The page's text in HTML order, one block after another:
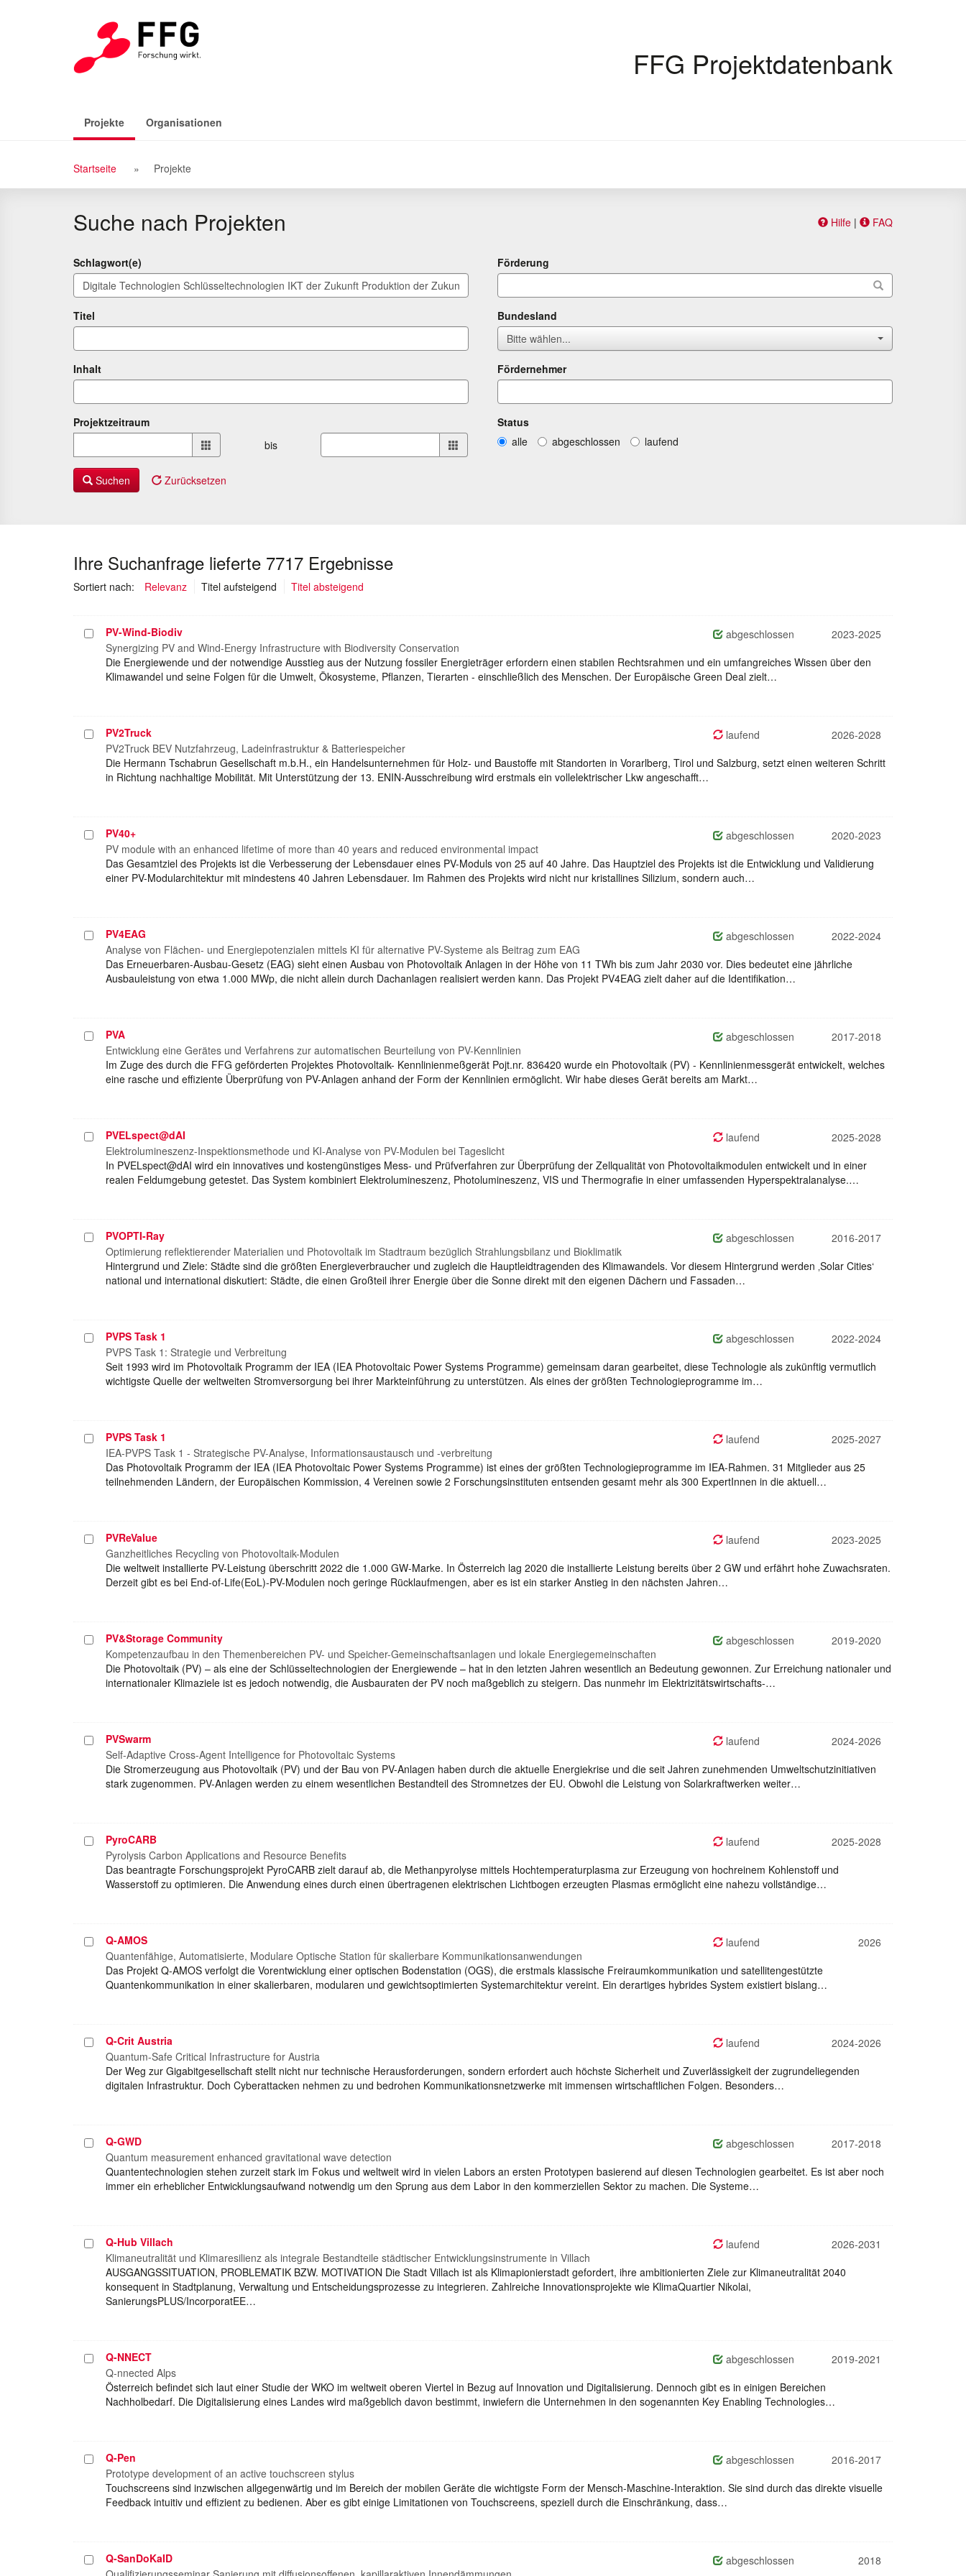
FFG Projektdatenbank
Projekte(aktiv)Organisationen
Breadcrumb
Navigation
Startseite Projekte
Suche nach Projekten Hilfe| FAQ
Schlagwort(e)
Titel
Inhalt
Projektzeitraum
von
bis
Förderung
Bundesland
Bitte wählen...
Fördernehmer
Status
alle
abgeschlossen laufend
Suchen Zurücksetzen
Ihre Suchanfrage lieferte 7717 Ergebnisse
Sortiert nach: Relevanz Titel aufsteigend (ausgewählt)
Titel absteigend
Projekt
auswählen
PV-Wind-Biodiv abgeschlossen
2023-2025
Synergizing PV and Wind-Energy Infrastructure with Biodiversity Conservation
Die Energiewende und der notwendige Ausstieg aus der Nutzung fossiler Energieträger erfordern einen stabilen Rechtsrahmen und ein umfangreiches Wissen über den
Klimawandel und seine Folgen für die Umwelt, Ökosysteme, Pflanzen, Tierarten - einschließlich des Menschen. Der Europäische Green Deal zielt…
Projekt
auswählen
PV2Truck laufend
2026-2028
PV2Truck BEV Nutzfahrzeug, Ladeinfrastruktur & Batteriespeicher
Die Hermann Tschabrun Gesellschaft m.b.H., ein Handelsunternehmen für Holz- und Baustoffe mit Standorten in Vorarlberg, Tirol und Salzburg, setzt einen weiteren Schritt
in Richtung nachhaltige Mobilität. Mit Unterstützung der 13. ENIN-Ausschreibung wird erstmals ein vollelektrischer Lkw angeschafft…
Projekt
auswählen
PV40+ abgeschlossen
2020-2023
PV module with an enhanced lifetime of more than 40 years and reduced environmental impact
Das Gesamtziel des Projekts ist die Verbesserung der Lebensdauer eines PV-Moduls von 25 auf 40 Jahre. Das Hauptziel des Projekts ist die Entwicklung und Validierung
einer PV-Modularchitektur mit mindestens 40 Jahren Lebensdauer. Im Rahmen des Projekts wird nicht nur kristallines Silizium, sondern auch…
Projekt
auswählen
PV4EAG abgeschlossen
2022-2024
Analyse von Flächen- und Energiepotenzialen mittels KI für alternative PV-Systeme als Beitrag zum EAG
Das Erneuerbaren-Ausbau-Gesetz (EAG) sieht einen Ausbau von Photovoltaik Anlagen in der Höhe von 11 TWh bis zum Jahr 2030 vor. Dies bedeutet eine jährliche
Ausbauleistung von etwa 1.000 MWp, die nicht allein durch Dachanlagen realisiert werden kann. Das Projekt PV4EAG zielt daher auf die Identifikation…
Projekt
auswählen
PVA abgeschlossen
2017-2018
Entwicklung eine Gerätes und Verfahrens zur automatischen Beurteilung von PV-Kennlinien
Im Zuge des durch die FFG geförderten Projektes Photovoltaik- Kennlinienmeßgerät Pojt.nr. 836420 wurde ein Photovoltaik (PV) - Kennlinienmessgerät entwickelt, welches
eine rasche und effiziente Überprüfung von PV-Anlagen anhand der Form der Kennlinien ermöglicht. Wir habe dieses Gerät bereits am Markt…
Projekt
auswählen
PVELspect@dAI laufend
2025-2028
Elektrolumineszenz-Inspektionsmethode und KI-Analyse von PV-Modulen bei Tageslicht
In PVELspect@dAI wird ein innovatives und kostengünstiges Mess- und Prüfverfahren zur Überprüfung der Zellqualität von Photovoltaikmodulen entwickelt und in einer
realen Feldumgebung getestet. Das System kombiniert Elektrolumineszenz, Photolumineszenz, VIS und Thermografie in einer umfassenden Hyperspektralanalyse.…
Projekt
auswählen
PVOPTI-Ray abgeschlossen
2016-2017
Optimierung reflektierender Materialien und Photovoltaik im Stadtraum bezüglich Strahlungsbilanz und Bioklimatik
Hintergrund und Ziele: Städte sind die größten Energieverbraucher und zugleich die Hauptleidtragenden des Klimawandels. Vor diesem Hintergrund werden ‚Solar Cities‘
national und international diskutiert: Städte, die einen Großteil ihrer Energie über die Sonne direkt mit den eigenen Dächern und Fassaden…
Projekt
auswählen
PVPS Task 1 abgeschlossen
2022-2024
PVPS Task 1: Strategie und Verbreitung
Seit 1993 wird im Photovoltaik Programm der IEA (IEA Photovoltaic Power Systems Programme) gemeinsam daran gearbeitet, diese Technologie als zukünftig vermutlich
wichtigste Quelle der weltweiten Stromversorgung bei ihrer Markteinführung zu unterstützen. Als eines der größten Technologieprogramme im…
Projekt
auswählen
PVPS Task 1 laufend
2025-2027
IEA-PVPS Task 1 - Strategische PV-Analyse, Informationsaustausch und -verbreitung
Das Photovoltaik Programm der IEA (IEA Photovoltaic Power Systems Programme) ist eines der größten Technologieprogramme im IEA-Rahmen. 31 Mitglieder aus 25
teilnehmenden Ländern, der Europäischen Kommission, 4 Vereinen sowie 2 Forschungsinstituten entsenden gesamt mehr als 300 ExpertInnen in die aktuell…
Projekt
auswählen
PVReValue laufend
2023-2025
Ganzheitliches Recycling von Photovoltaik-Modulen
Die weltweit installierte PV-Leistung überschritt 2022 die 1.000 GW-Marke. In Österreich lag 2020 die installierte Leistung bereits über 2 GW und erfährt hohe Zuwachsraten.
Derzeit gibt es bei End-of-Life(EoL)-PV-Modulen noch geringe Rücklaufmengen, aber es ist ein starker Anstieg in den nächsten Jahren…
Projekt
auswählen
PV&Storage Community abgeschlossen
2019-2020
Kompetenzaufbau in den Themenbereichen PV- und Speicher-Gemeinschaftsanlagen und lokale Energiegemeinschaften
Die Photovoltaik (PV) – als eine der Schlüsseltechnologien der Energiewende – hat in den letzten Jahren wesentlich an Bedeutung gewonnen. Zur Erreichung nationaler und
internationaler Klimaziele ist es jedoch notwendig, die Ausbauraten der PV noch maßgeblich zu steigern. Das nunmehr im Elektrizitätswirtschafts-…
Projekt
auswählen
PVSwarm laufend
2024-2026
Self-Adaptive Cross-Agent Intelligence for Photovoltaic Systems
Die Stromerzeugung aus Photovoltaik (PV) und der Bau von PV-Anlagen haben durch die aktuelle Energiekrise und die seit Jahren zunehmenden Umweltschutzinitiativen
stark zugenommen. PV-Anlagen werden zu einem wesentlichen Bestandteil des Stromnetzes der EU. Obwohl die Leistung von Solarkraftwerken weiter…
Projekt
auswählen
PyroCARB laufend
2025-2028
Pyrolysis Carbon Applications and Resource Benefits
Das beantragte Forschungsprojekt PyroCARB zielt darauf ab, die Methanpyrolyse mittels Hochtemperaturplasma zur Erzeugung von hochreinem Kohlenstoff und
Wasserstoff zu optimieren. Die Anwendung eines durch einen übertragenen elektrischen Lichtbogen erzeugten Plasmas ermöglicht eine nahezu vollständige…
Projekt
auswählen
Q-AMOS laufend
2026
Quantenfähige, Automatisierte, Modulare Optische Station für skalierbare Kommunikationsanwendungen
Das Projekt Q-AMOS verfolgt die Vorentwicklung einer optischen Bodenstation (OGS), die erstmals klassische Freiraumkommunikation und satellitengestützte
Quantenkommunikation in einer skalierbaren, modularen und gewichtsoptimierten Systemarchitektur vereint. Ein derartiges hybrides System existiert bislang…
Projekt
auswählen
Q-Crit Austria laufend
2024-2026
Quantum-Safe Critical Infrastructure for Austria
Der Weg zur Gigabitgesellschaft stellt nicht nur technische Herausforderungen, sondern erfordert auch höchste Sicherheit und Zuverlässigkeit der zugrundeliegenden
digitalen Infrastruktur. Doch Cyberattacken nehmen zu und bedrohen Kommunikationsnetzwerke mit immensen wirtschaftlichen Folgen. Besonders…
Projekt
auswählen
Q-GWD abgeschlossen
2017-2018
Quantum measurement enhanced gravitational wave detection
Quantentechnologien stehen zurzeit stark im Fokus und weltweit wird in vielen Labors an ersten Prototypen basierend auf diesen Technologien gearbeitet. Es ist aber noch
immer ein erheblicher Entwicklungsaufwand notwendig um den Sprung aus dem Labor in den kommerziellen Sektor zu machen. Die Systeme…
Projekt
auswählen
Q-Hub Villach laufend
2026-2031
Klimaneutralität und Klimaresilienz als integrale Bestandteile städtischer Entwicklungsinstrumente in Villach
AUSGANGSSITUATION, PROBLEMATIK BZW. MOTIVATION Die Stadt Villach ist als Klimapionierstadt gefordert, ihre ambitionierten Ziele zur Klimaneutralität 2040
konsequent in Stadtplanung, Verwaltung und Entscheidungsprozesse zu integrieren. Zahlreiche Innovationsprojekte wie KlimaQuartier Nikolai,
SanierungsPLUS/IncorporatEE…
Projekt
auswählen
Q-NNECT abgeschlossen
2019-2021
Q-nnected Alps
Österreich befindet sich laut einer Studie der WKO im weltweit oberen Viertel in Bezug auf Innovation und Digitalisierung. Dennoch gibt es in einigen Bereichen
Nachholbedarf. Die Digitalisierung eines Landes wird maßgeblich davon bestimmt, inwiefern die Unternehmen in den sogenannten Key Enabling Technologies…
Projekt
auswählen
Q-Pen abgeschlossen
2016-2017
Prototype development of an active touchscreen stylus
Touchscreens sind inzwischen allgegenwärtig und im Bereich der mobilen Geräte die wichtigste Form der Mensch-Maschine-Interaktion. Sie sind durch das direkte visuelle
Feedback intuitiv und effizient zu bedienen. Aber es gibt einige Limitationen von Touchscreens, speziell durch die Einschränkung, dass…
ProjektQ-SanDoKaID abgeschlossen
2018